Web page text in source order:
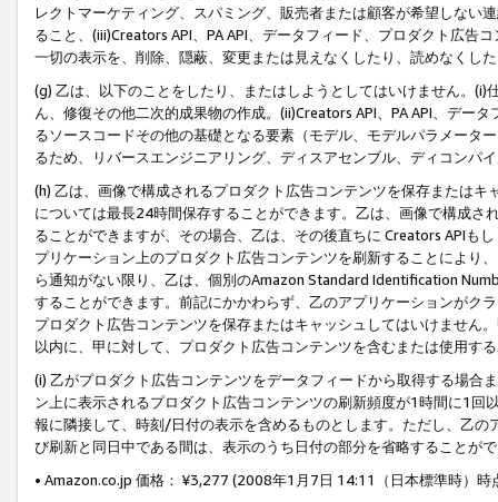
レクトマーケティング、スパミング、販売者または顧客が希望しない
ること、(iii)Creators API、PA API、データフィード、プロダクト広告
一切の表示を、削除、隠蔽、変更または見えなくしたり、読めなくし
(g) 乙は、以下のことをしたり、またはしようとしてはいけません。
ん、修復その他二次的成果物の作成。(ii)Creators API、PA API、デー
るソースコードその他の基礎となる要素（モデル、モデルパラメータ
るため、リバースエンジニアリング、ディスアセンブル、ディコンパ
(h) 乙は、画像で構成されるプロダクト広告コンテンツを保存または
については最長24時間保存することができます。乙は、画像で構成
ることができますが、その場合、乙は、その後直ちに Creators APIも
プリケーション上のプロダクト広告コンテンツを刷新することにより
ら通知がない限り、乙は、個別のAmazon Standard Identification
することができます。前記にかかわらず、乙のアプリケーションがク
プロダクト広告コンテンツを保存またはキャッシュしてはいけません
以内に、甲に対して、プロダクト広告コンテンツを含むまたは使用す
(i) 乙がプロダクト広告コンテンツをデータフィードから取得する場合
ン上に表示されるプロダクト広告コンテンツの刷新頻度が1時間に1
報に隣接して、時刻/日付の表示を含めるものとします。ただし、乙
び刷新と同日中である間は、表示のうち日付の部分を省略することが
• Amazon.co.jp 価格： ¥3,277 (2008年1月7日 14:11（日本標準時）